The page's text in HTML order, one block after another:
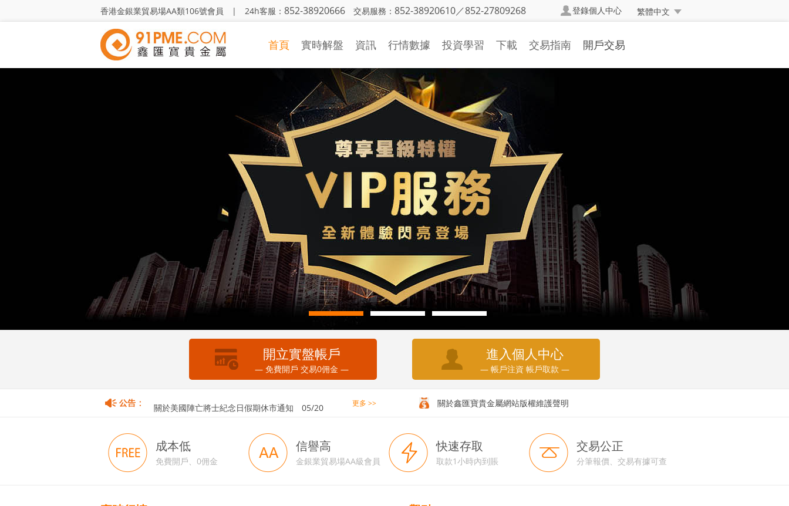
香港金銀業貿易場AA類106號會員 | 24h客服： 852-38920666 交易服務： 852-38920610／852-27809268 繁體中文
登錄個人中心
首頁 實時解盤 資訊
金銀日評
策略研究
機構觀點
市場動態
行情數據
行情中心
財經日曆
投資學習
基本面知識
技術面知識
投資技巧
視頻學習
投資詞彙
下載 交易指南
掛單交易
交易詞彙
常見問題
資金安全
異常交易處理
開戶交易
人民幣兌換率
反洗黑錢聲明
開立實盤帳戶
— 免費開戶 交易0佣金 —
進入個人中心
— 帳戶注資 帳戶取款 —
關於香港佛誕假期暫停取款服務通知 05/20
關於美國陣亡將士紀念日假期休市通知 05/20 更多 >> 關於鑫匯寶貴金屬網站版權維護聲明
成本低
免費開戶、0佣金
信譽高
金銀業貿易場AA級會員
快速存取
取款1小時內到賬
交易公正
分筆報價、交易有據可查